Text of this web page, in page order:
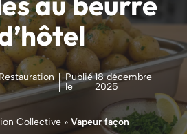
Publié
le
18 décembre
2025
Collective » Vapeur façon